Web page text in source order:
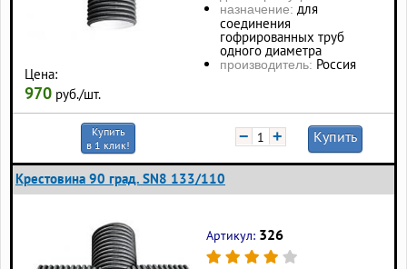
Цена:
970 руб./шт.
назначение: для
соединения
гофрированных труб
одного диаметра
производитель: Россия
Купить
в 1 клик!
− + Купить
Крестовина 90 град. SN8 133/110
Артикул: 326